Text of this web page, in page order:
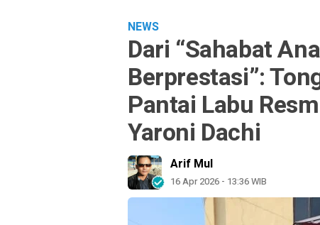
NEWS
Dari “Sahabat
Berprestasi”:
Pantai Labu
Yaroni Dachi
Arif Mul
16 Apr 2026 - 13:36 WIB